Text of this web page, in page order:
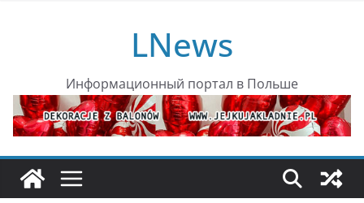
LNews
Информационный портал в Польше